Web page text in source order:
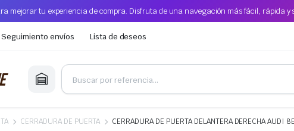
mejorar tu experiencia de compra. Disfruta de una navegación más fácil, rápida y
Seguimiento envíos Lista de deseos
CERRADURA DE PUERTA CERRADURA DE PUERTA DELANTERA DERECHA AUDI